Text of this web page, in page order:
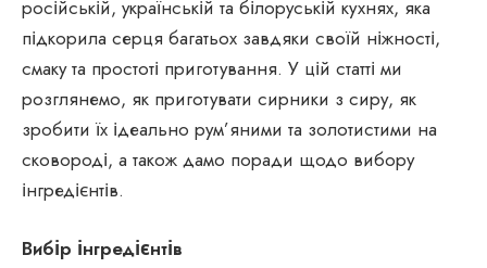
російській, українській та білоруській кухнях, яка
підкорила серця багатьох завдяки своїй ніжності,
смаку та простоті приготування. У цій статті ми
розглянемо, як приготувати сирники з сиру, як
зробити їх ідеально рум’яними та золотистими на
сковороді, а також дамо поради щодо вибору
інгредієнтів.
Вибір інгредієнтів